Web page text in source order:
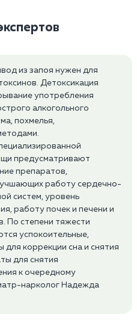
из запоя нужен для
Детоксикация
употребления
алкогольного
похмелья,
предусматривают
препаратов,
работу сердечно-
систем, уровень
работу почек и печени и
По степени тяжести
успокоительные,
коррекции сна и снятия
для снятия
к очередному
нарколог Надежда